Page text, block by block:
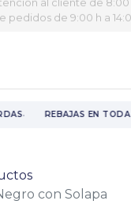
al cliente de 8:00
pedidos de 9:00 h a
· REBAJAS EN TODA
con Solapa